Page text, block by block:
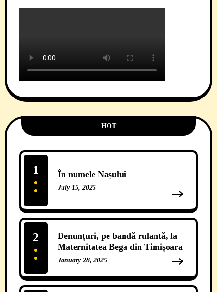
HOT
În numele Nașului
July 15, 2025
1
Denunțuri, pe bandă rulantă, la
Maternitatea Bega din Timișoara
January 28, 2025
2